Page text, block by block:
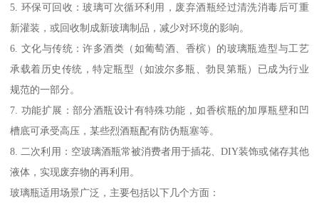
5. 环保可回收：玻璃可次循环利用，废弃酒瓶经过清洗消毒后可重
新灌装，或回收制成新玻璃制品，减少对环境的影响。
6. 文化与传统：许多酒类（如葡萄酒、香槟）的玻璃瓶造型与工艺
承载着历史传统，特定瓶型（如波尔多瓶、勃艮第瓶）已成为行业
规范的一部分。
7. 功能扩展：部分酒瓶设计有特殊功能，如香槟瓶的加厚瓶壁和凹
槽底可承受高压，某些烈酒瓶配有防伪瓶塞等。
8. 二次利用：空玻璃酒瓶常被消费者用于插花、DIY装饰或储存其他
液体，实现废弃物的再利用。
玻璃瓶适用场景广泛，主要包括以下几个方面：